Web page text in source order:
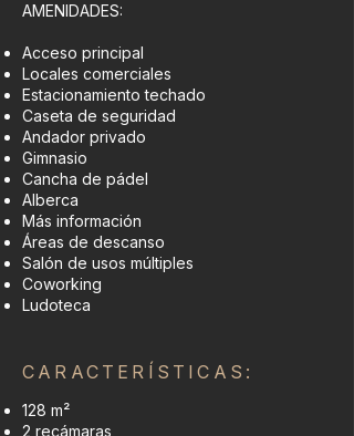
AMENIDADES:
Acceso principal
Locales comerciales
Estacionamiento techado
Caseta de seguridad
Andador privado
Gimnasio
Cancha de pádel
Alberca
Más información
Áreas de descanso
Salón de usos múltiples
Coworking
Ludoteca
CARACTERÍSTICAS:
128 m²
2 recámaras